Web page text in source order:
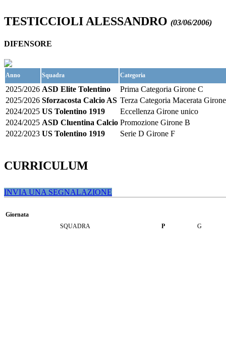
TESTICCIOLI ALESSANDRO (03/06/2006)
DIFENSORE
Anno Squadra Categoria
2025/2026 ASD Elite Tolentino
Prima Categoria Girone C
2025/2026 Sforzacosta Calcio AS Terza Categoria Macerata
2024/2025 US Tolentino 1919
Eccellenza Girone unico
2024/2025 ASD Cluentina Calcio Promozione Girone B
2022/2023 US Tolentino 1919 Serie D Girone F
CURRICULUM
INVIA UNA SEGNALAZIONE
Giornata
SQUADRA
P G